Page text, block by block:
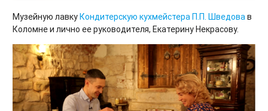
Музейную лавку Кондитерскую кухмейстера П.П. Шведовав
Коломне и лично ее руководителя, Екатерину Некрасову.